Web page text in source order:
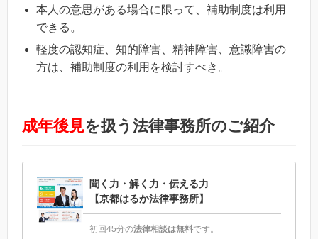
本人の意思がある場合に限って、補助制度は利用
できる。
軽度の認知症、知的障害、精神障害、意識障害の
方は、補助制度の利用を検討すべき。
成年後見を扱う法律事務所のご紹介
聞く力・解く力・伝える力
【京都はるか法律事務所】
初回45分の法律相談は無料です。